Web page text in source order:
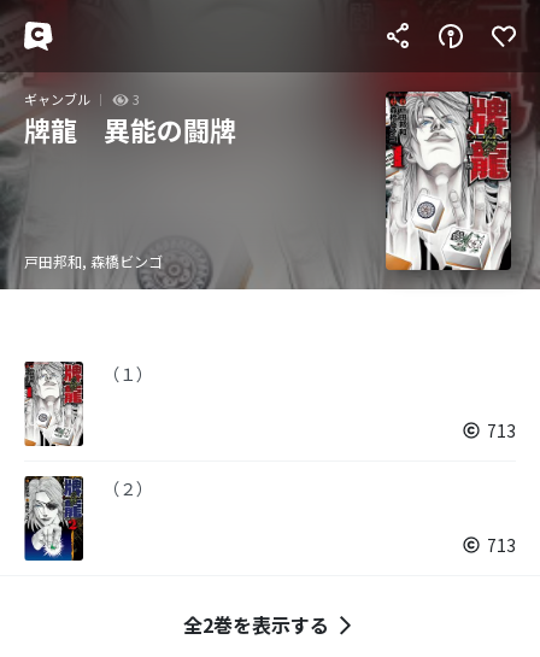
ギャンブル 3
牌龍 異能の闘牌
戸田邦和, 森橋ビンゴ
（１）
713
（２）
713
全2巻を表示する